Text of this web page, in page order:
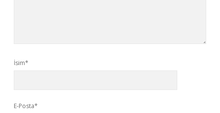
İsim*
E-Posta*